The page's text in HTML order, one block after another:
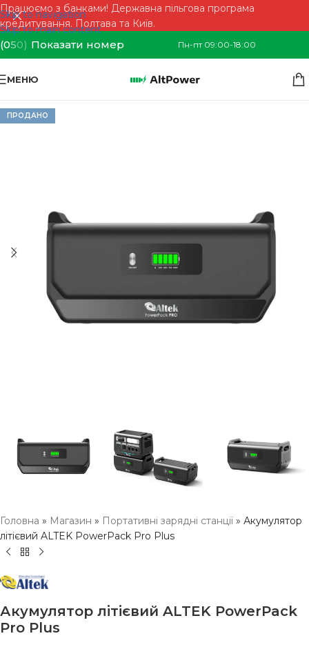
Skip to navigation
Skip to main content
Працюємо з банками! Державна пільгова програма
кредитування. Полтава та Київ.
(050) Показати номер Пн-пт 09:00-18:00
МЕНЮ
ПРОДАНО
Головна » Магазин » Портативні зарядні станції» Акумулятор
літієвий ALTEK PowerPack Pro Plus
Акумулятор літієвий ALTEK PowerPack
Pro Plus